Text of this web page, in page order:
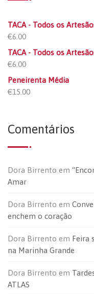
TACA - Todos os
€6.00
TACA - Todos os
€6.00
Peneirenta Média
€15.00
Comentários
Dora Birrento em
Amar
Dora Birrento em
enchem o coração
Dora Birrento em Feira
na Marinha Grande
Dora Birrento em
ATLAS